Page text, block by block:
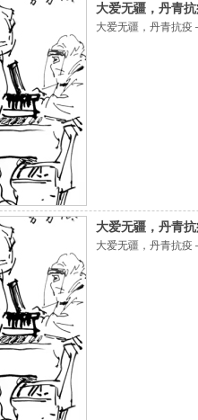
大爱无疆，丹青
大爱无疆，丹青抗
大爱无疆，丹青
大爱无疆，丹青抗